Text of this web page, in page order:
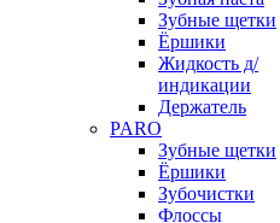
Зубные щетки
Ёршики
Жидкость д/
индикации
Держатель
PARO
Зубные щетки
Ёршики
Зубочистки
Флоссы